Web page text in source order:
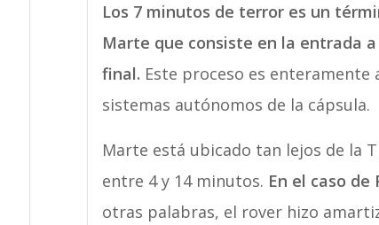
Los 7 minutos de terror es un
Marte que consiste en la entrada
final. Este proceso es
sistemas autónomos de la cápsula.
Marte está ubicado tan lejos de la
entre 4 y 14 minutos. En el caso
otras palabras, el rover hizo